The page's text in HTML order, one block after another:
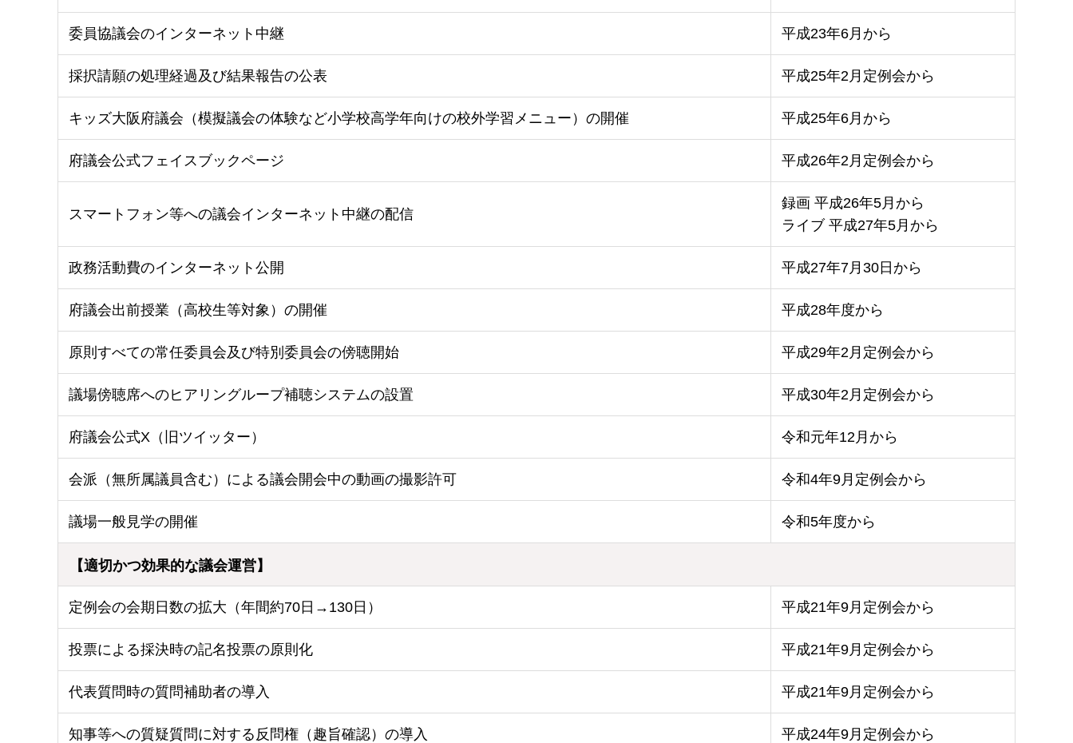
委員協議会のインターネット中継 平成23年6月から
採択請願の処理経過及び結果報告の公表 平成25年2月定例会から
キッズ大阪府議会（模擬議会の体験など小学校高学年向けの校外学習メニュー）の開催 平成25年6月から
府議会公式フェイスブックページ 平成26年2月定例会から
スマートフォン等への議会インターネット中継の配信
録画 平成26年5月から
ライブ 平成27年5月から
政務活動費のインターネット公開 平成27年7月30日から
府議会出前授業（高校生等対象）の開催 平成28年度から
原則すべての常任委員会及び特別委員会の傍聴開始 平成29年2月定例会から
議場傍聴席へのヒアリングループ補聴システムの設置 平成30年2月定例会から
府議会公式X（旧ツイッター） 令和元年12月から
会派（無所属議員含む）による議会開会中の動画の撮影許可 令和4年9月定例会から
議場一般見学の開催 令和5年度から
【適切かつ効果的な議会運営】
定例会の会期日数の拡大（年間約70日→130日） 平成21年9月定例会から
投票による採決時の記名投票の原則化 平成21年9月定例会から
代表質問時の質問補助者の導入 平成21年9月定例会から
知事等への質疑質問に対する反問権（趣旨確認）の導入 平成24年9月定例会から